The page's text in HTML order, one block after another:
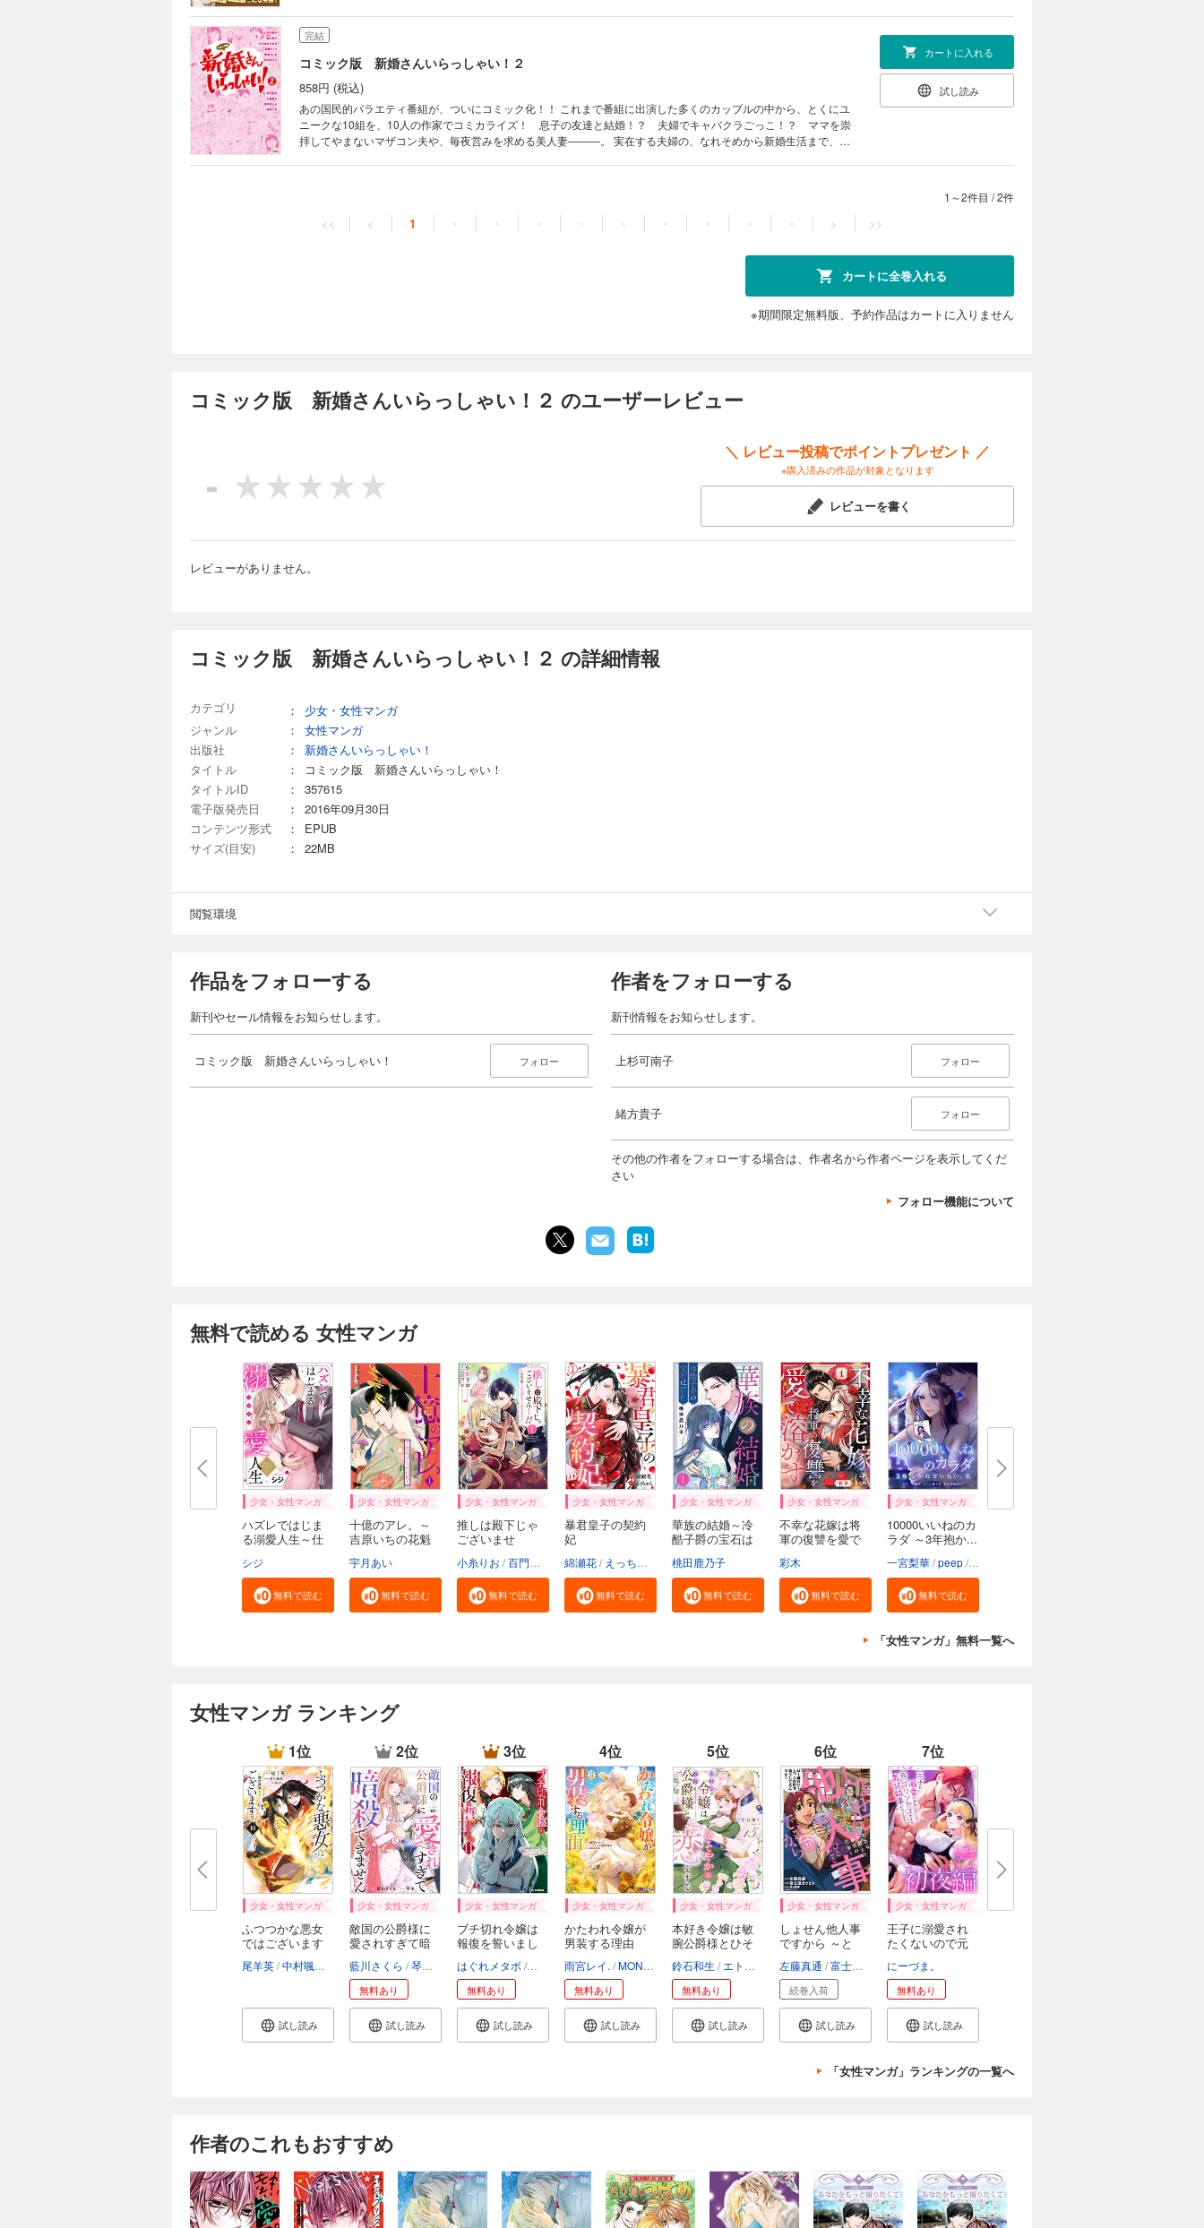
送されたエピソードをもとに、脚色を加えて作成されたものです。登場人物名はすべて架空であり、番組に出演さ
れた方のお名前ではありません。】
完結
コミック版 新婚さんいらっしゃい！２
858円 (税込)
あの国民的バラエティ番組が、ついにコミック化！！ これまで番組に出演した多くのカップルの中から、とくにユ
ニークな10組を、10人の作家でコミカライズ！ 息子の友達と結婚！？ 夫婦でキャバクラごっこ！？ ママを崇
拝してやまないマザコン夫や、毎夜営みを求める美人妻―――。 実在する夫婦の、なれそめから新婚生活まで、セ
い！ バツ２なんてかんけいないさー』／ 『新婚さんいらっしゃい！ようこそ！わたしのキャバクラに！？』／
『新婚さんいらっしゃい！新米パパの約束』／ 『新婚さんいらっしゃい！プロポーズ大作戦だべ！』 【この漫画
は、朝日放送の「新婚さんいらっしゃい！」で放送されたエピソードをもとに、脚色を加えて作成されたもので
カートに入れる
試し読み
1～2件目 /2件
<< < 1 ・ ・ ・ ・ ・ ・ ・ ・ ・ > >>
カートに全巻入れる
※期間限定無料版、予約作品はカートに入りません
コミック版 新婚さんいらっしゃい！２ のユーザーレビュー
-
＼ レビュー投稿でポイントプレゼント ／
※購入済みの作品が対象となります
レビューを書く
レビューがありません。
コミック版 新婚さんいらっしゃい！２ の詳細情報
カテゴリ ：
少女・女性マンガ
ジャンル
：
女性マンガ
出版社
：
新婚さんいらっしゃい！
タイトル
：
コミック版 新婚さんいらっしゃい！
タイトルID
：
357615
電子版発売日
：
2016年09月30日
コンテンツ形式
：
EPUB
サイズ(目安)
： 22MB
閲覧環境
作品をフォローする
新刊やセール情報をお知らせします。
コミック版 新婚さんいらっしゃい！ フォロー
作者をフォローする
新刊情報をお知らせします。
上杉可南子 フォロー
緒方貴子 フォロー
その他の作者をフォローする場合は、作者名から作者ページを表示してくだ
さい
フォロー機能について
無料で読める 女性マンガ
少女・女性マンガ
ハズレではじま
る溺愛人生～仕
シジ
無料で読む
少女・女性マンガ
十億のアレ。～
吉原いちの花魁
宇月あい
無料で読む
少女・女性マンガ
推しは殿下じゃ
ございませ
小糸りお 百門一新
無料で読む
少女・女性マンガ
暴君皇子の契約
妃
綿瀬花 えっちゃん
無料で読む
少女・女性マンガ
華族の結婚～冷
酷子爵の宝石は
桃田鹿乃子
無料で読む
少女・女性マンガ
不幸な花嫁は将
軍の復讐を愛で
彩木
無料で読む
少女・女性マンガ
10000いいねのカ
ラダ ～3年抱か...
一宮梨華 peep
無料で読む
「女性マンガ」無料一覧へ
女性マンガ ランキング
1位
少女・女性マンガ
ふつつかな悪女
ではございます
尾羊英 中村颯希 ゆき哉
試し読み
2位
少女・女性マンガ
敵国の公爵様に
愛されすぎて暗
藍川さくら 琴子 エトワール編集部
無料あり
試し読み
3位
少女・女性マンガ
ブチ切れ令嬢は
報復を誓いまし
はぐれメタボ おおのいも 昌未
無料あり
試し読み
4位
少女・女性マンガ
かたわれ令嬢が
男装する理由
雨宮レイ. MONA SORAJIMA
無料あり
試し読み
5位
少女・女性マンガ
本好き令嬢は敏
腕公爵様とひそ
鈴石和生 エトワール編集部
無料あり
試し読み
6位
少女・女性マンガ
しょせん他人事
ですから ～と
左藤真通 富士屋カツヒト 清水陽平
続巻入荷
試し読み
7位
少女・女性マンガ
王子に溺愛され
たくないので元
にーづま。
無料あり
試し読み
「女性マンガ」ランキングの一覧へ
作者のこれもおすすめ